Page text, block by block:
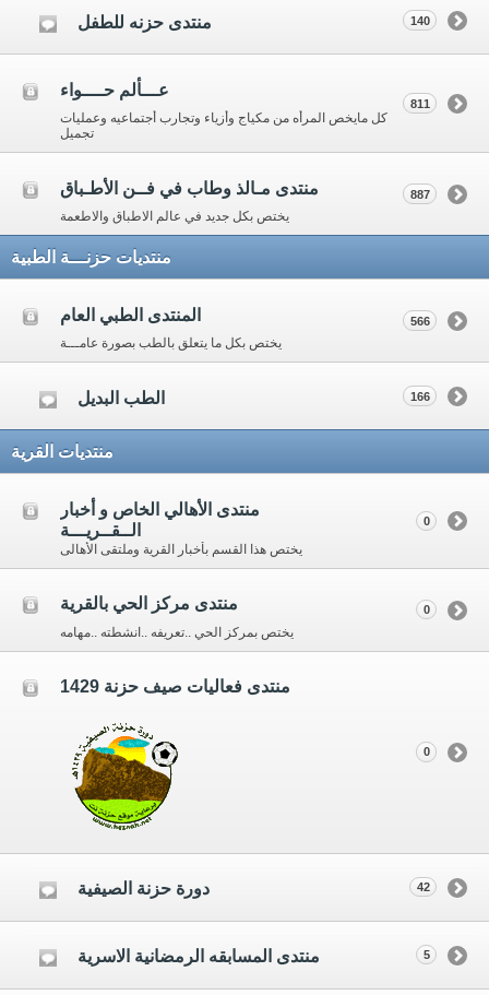
منتدى حزنه للطفل 140
عـــألم حــــواء
كل مايخص المرأه من مكياج وأزياء وتجارب أجتماعيه وعمليات
تجميل
811
منتدى مـالذ وطاب في فــن الأطـباق
يختص بكل جديد في عالم الاطباق والاطعمة
887
منتديات حزنـــة الطبية
المنتدى الطبي العام
يختص بكل ما يتعلق بالطب بصورة عامـــة
566
الطب البديل 166
منتديات القرية
منتدى الأهالي الخاص و أخبار
الــقــريـــة
يختص هذا القسم بأخبار القرية وملتقى الأهالى
0
منتدى مركز الحي بالقرية
يختص بمركز الحي ..تعريفه ..انشطته ..مهامه
0
منتدى فعاليات صيف حزنة 1429
0
دورة حزنة الصيفية 42
منتدى المسابقه الرمضانية الاسرية 5